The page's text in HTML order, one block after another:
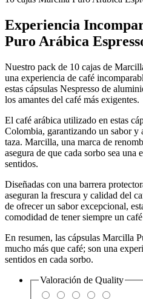
Experiencia
Puro Arábica
Nuestro pack de 10 cajas de
una experiencia de café
estas cápsulas Nespresso de
los amantes del café más exigentes.
El café arábica utilizado en estas
Colombia, garantizando un sabor y
taza. Marcilla, una marca de
asegura de que cada sorbo sea una
sentidos.
Diseñadas con una barrera
aseguran la frescura y calidad del
de ofrecer un sabor excepcional,
comodidad de tener siempre un
En resumen, las cápsulas Marcilla
mucho más que café; son una
sentidos en cada sorbo.
Valoración de Quality